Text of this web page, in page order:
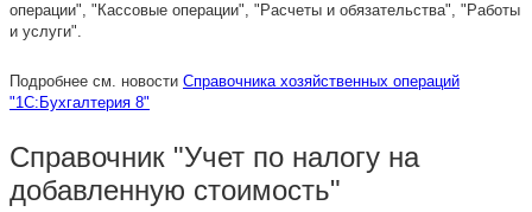
операции", "Кассовые операции", "Расчеты и обязательства", "Работы
и услуги".
Подробнее см. новости Справочника хозяйственных операций
"1С:Бухгалтерия 8"
Справочник "Учет по налогу на
добавленную стоимость"